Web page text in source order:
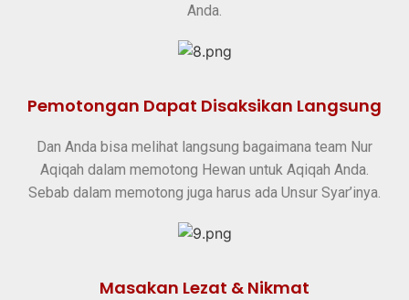
Anda.
Pemotongan Dapat Disaksikan Langsung
Dan Anda bisa melihat langsung bagaimana team Nur
Aqiqah dalam memotong Hewan untuk Aqiqah Anda.
Sebab dalam memotong juga harus ada Unsur Syar’inya.
Masakan Lezat & Nikmat